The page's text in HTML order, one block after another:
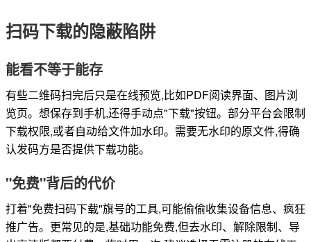
扫码下载的隐蔽陷阱
能看不等于能存
有些二维码扫完后只是在线预览,比如PDF阅读界面、图片浏
览页。想保存到手机,还得手动点"下载"按钮。部分平台会限制
下载权限,或者自动给文件加水印。需要无水印的原文件,得确
认发码方是否提供下载功能。
"免费"背后的代价
打着"免费扫码下载"旗号的工具,可能偷偷收集设备信息、疯狂
推广告。更常见的是,基础功能免费,但去水印、解除限制、导